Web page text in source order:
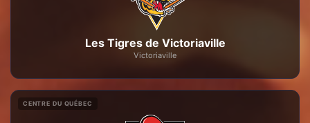
Les Tigres de Victoriaville
Victoriaville
CENTRE DU QUÉBEC